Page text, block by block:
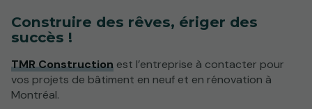
Construire des rêves, ériger des
succès !
TMR Construction est l’entreprise à contacter pour
vos projets de bâtiment en neuf et en rénovation à
Montréal.